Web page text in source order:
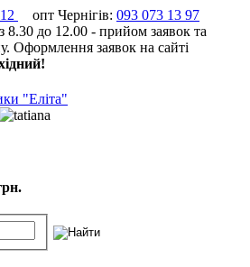
опт Чернігів: 093 073 13 97
до 12.00 - прийом заявок та
Оформлення заявок на сайті